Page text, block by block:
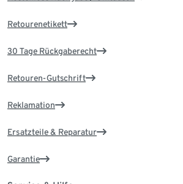
Retourenetikett
30 Tage Rückgaberecht
Retouren-Gutschrift
Reklamation
Ersatzteile & Reparatur
Garantie